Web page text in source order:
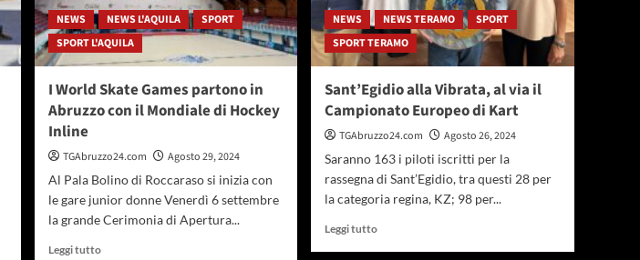
Pescara
brilla
l’azzurro
Cassetta
NEWS NEWS L'AQUILA
SPORT
SPORT L'AQUILA
I World Skate Games partono in
Abruzzo con il Mondiale di Hockey
Inline
TGAbruzzo24.com
Agosto 29, 2024
Al Pala Bolino di Roccaraso si inizia con
le gare junior donne Venerdì 6 settembre
la grande Cerimonia di Apertura...
Leggi tuttoLeggi
NEWS NEWS TERAMO
SPORT
SPORT TERAMO
Sant’Egidio alla Vibrata, al via il
Campionato Europeo di Kart
TGAbruzzo24.com
Agosto 26, 2024
Saranno 163 i piloti iscritti per la
rassegna di Sant’Egidio, tra questi 28 per
la categoria regina, KZ; 98 per...
Leggi tuttoLeggi